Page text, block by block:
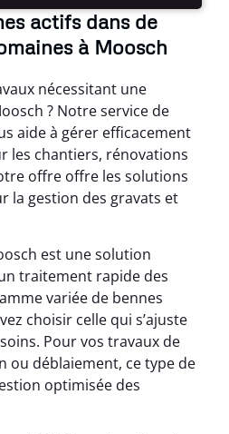
actifs dans de
à Moosch
nécessitant une
? Notre service de
aide à gérer efficacement
les chantiers, rénovations
offre offre les solutions
la gestion des gravats et
est une solution
traitement rapide des
variée de bennes
choisir celle qui s’ajuste
Pour vos travaux de
ou déblaiement, ce type de
optimisée des